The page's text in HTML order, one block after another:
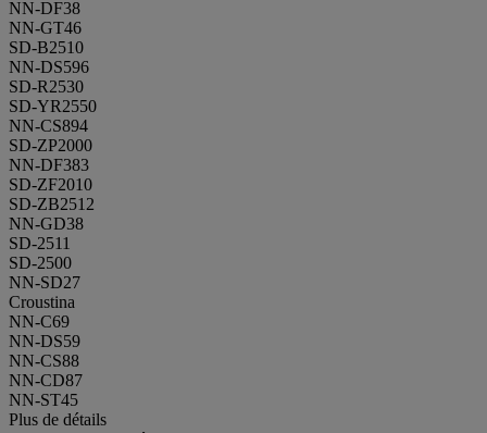
NN-DF38
NN-GT46
SD-B2510
NN-DS596
SD-R2530
SD-YR2550
NN-CS894
SD-ZP2000
NN-DF383
SD-ZF2010
SD-ZB2512
NN-GD38
SD-2511
SD-2500
NN-SD27
Croustina
NN-C69
NN-DS59
NN-CS88
NN-CD87
NN-ST45
Plus de détails